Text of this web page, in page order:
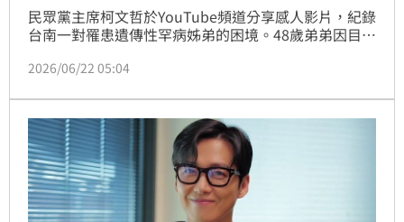
民眾黨主席柯文哲於YouTube頻道分享感人影片，紀錄
台南一對罹患遺傳性罕病姊弟的困境。48歲弟弟因目睹
然前往瑞士執行安樂死。影片揭露重症患者在失禁與行
議題的深度反思。柯文哲呼籲政府正視醫療倫理與自主
權，期盼透過這段用生命寫下的血淚控訴，促使台灣社
會建立更完善的保護傘，讓病患能享有尊嚴的終點。
2026/06/22 05:04